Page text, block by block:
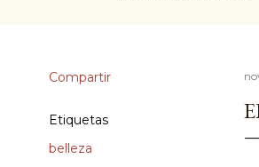
Compartir
Etiquetas
belleza